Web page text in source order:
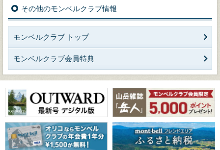
その他のモンベルクラブ情報
モンベルクラブ トップ
モンベルクラブ会員特典